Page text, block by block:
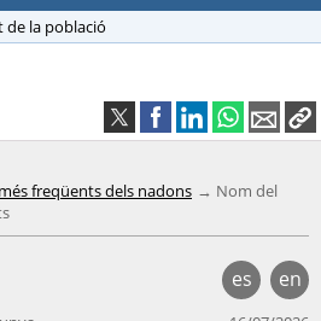
de la població
freqüents dels nadons
Nom del
es en